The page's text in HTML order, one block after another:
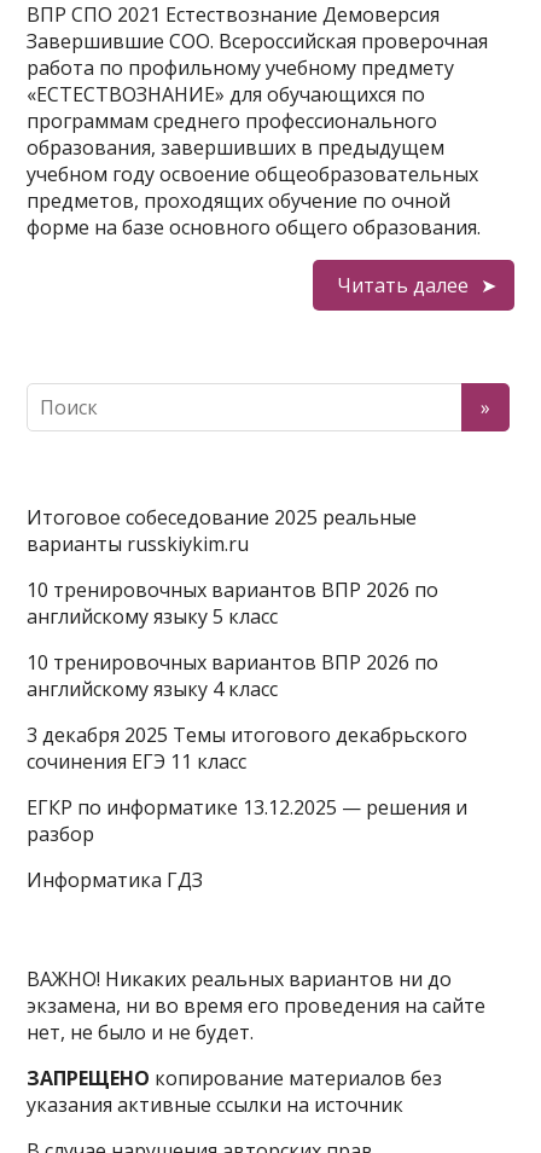
ВПР СПО 2021 Естествознание Демоверсия
Завершившие СОО. Всероссийская проверочная
работа по профильному учебному предмету
«ЕСТЕСТВОЗНАНИЕ» для обучающихся по
программам среднего профессионального
образования, завершивших в предыдущем
учебном году освоение общеобразовательных
предметов, проходящих обучение по очной
форме на базе основного общего образования.
Читать далее
Итоговое собеседование 2025 реальные
варианты russkiykim.ru
10 тренировочных вариантов ВПР 2026 по
английскому языку 5 класс
10 тренировочных вариантов ВПР 2026 по
английскому языку 4 класс
3 декабря 2025 Темы итогового декабрьского
сочинения ЕГЭ 11 класс
ЕГКР по информатике 13.12.2025 — решения и
разбор
Информатика ГДЗ
ВАЖНО! Никаких реальных вариантов ни до
экзамена, ни во время его проведения на сайте
нет, не было и не будет.
ЗАПРЕЩЕНО копирование материалов без
указания активные ссылки на источник